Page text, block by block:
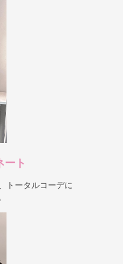
ート
トータルコーデに